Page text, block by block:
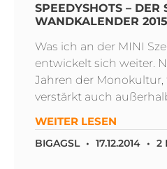
SPEEDYSHOTS – DER
WANDKALENDER 2015
Was ich an der MINI
entwickelt sich weiter.
Jahren der Monokultur,
verstärkt auch
WEITER LESEN
BIGAGSL 17.12.2014 2